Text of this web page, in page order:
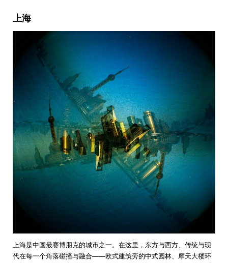
上海
上海是中国最赛博朋克的城市之一。在这里，东方与西方、传统与现
代在每一个角落碰撞与融合——欧式建筑旁的中式园林、摩天大楼环